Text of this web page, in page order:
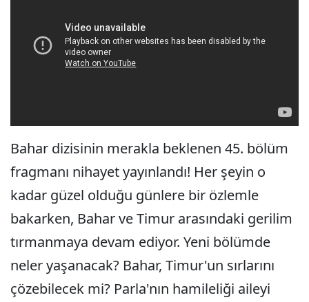
Bahar dizisinin merakla beklenen 45. bölüm
fragmanı nihayet yayınlandı! Her şeyin o
kadar güzel olduğu günlere bir özlemle
bakarken, Bahar ve Timur arasındaki gerilim
tırmanmaya devam ediyor. Yeni bölümde
neler yaşanacak? Bahar, Timur'un sırlarını
çözebilecek mi? Parla'nın hamileliği aileyi